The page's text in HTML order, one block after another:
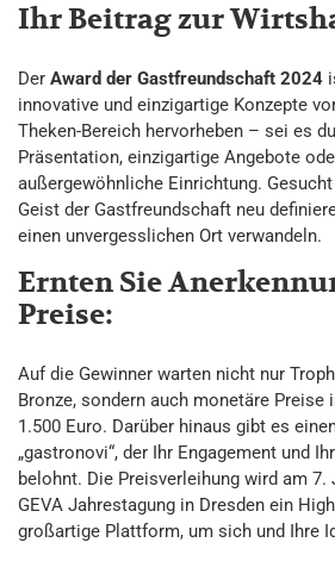
Ihr Beitrag zur
Der Award der Gastfreundschaft 2024
innovative und einzigartige Konzepte
Theken-Bereich hervorheben – sei es
Präsentation, einzigartige Angebote
außergewöhnliche Einrichtung.
Geist der Gastfreundschaft neu
einen unvergesslichen Ort verwandeln.
Ernten Sie
Preise:
Auf die Gewinner warten nicht nur
Bronze, sondern auch monetäre Preise
1.500 Euro. Darüber hinaus gibt es
„gastronovi“, der Ihr Engagement und
belohnt. Die Preisverleihung wird am 7.
GEVA Jahrestagung in Dresden ein
großartige Plattform, um sich und Ihre